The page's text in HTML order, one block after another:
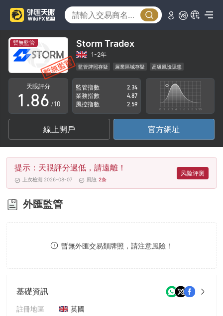
暫無監管 Storm Tradex
1-2年
監管牌照存疑 展業區域存疑 高級風險隱患
天眼評分
0
1
2
3
4
5
6
7
.
4
5
6
7
8
9
2
3
4
5
6
7
8
9
/10
監管指數
2.34
業務指數
4.87
風控指數
2.59
線上開戶 官方網址
提示：天眼評分過低，請遠離！
上次檢測 2026-08-07 風險 2条
风险评测
外匯監管
暫無外匯交易類牌照，請注意風險！
基礎資訊
註冊地區
英國